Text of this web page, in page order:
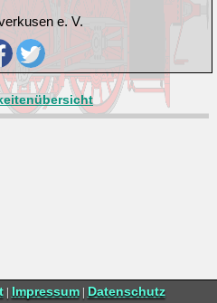
e. V.
| Impressum| Datenschutz